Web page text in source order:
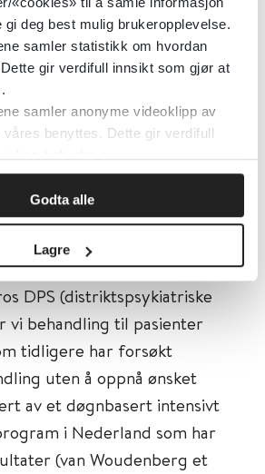
gi deg best mulig brukeropplevelse.
samler statistikk om hvordan
gir verdifull innsikt som gjør at
samler anonyme videoklipp av
våres benyttes. Dette gir verdifull
Godta alle
Lagre
ble vurdert med
og diagnostisk intervju før,
år etter behandling (N =
med repeated
ble undersøkt med
intervjuer (n= 8).
enhet for traumebehandling
DPS (distriktspsykiatriske
vi behandling til pasienter
tidligere har forsøkt
uten å oppnå ønsket
av et døgnbasert intensivt
i Nederland som har
(van Woudenberg et